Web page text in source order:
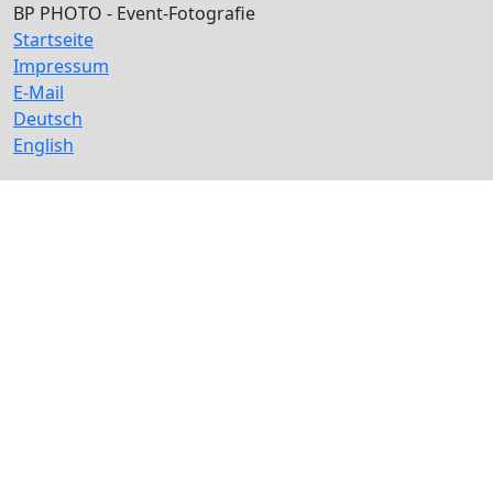
BP PHOTO - Event-Fotografie
Startseite
Impressum
E-Mail
Deutsch
English